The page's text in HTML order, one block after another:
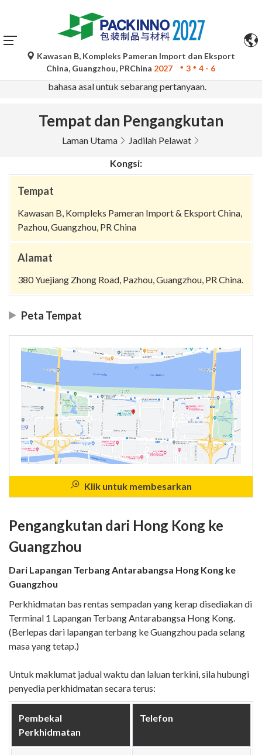
Terjemahan automatik oleh Google Translate adalah untuk
rujukan sahaja dan mungkin tidak tepat. Sila rujuk versi
bahasa asal untuk sebarang pertanyaan.
Kawasan B, Kompleks Pameran Import dan Eksport
China, Guangzhou, PRChina 2027 3 4 - 6
Tempat dan Pengangkutan
Laman Utama Jadilah Pelawat
Kongsi:
Tempat
Kawasan B, Kompleks Pameran Import & Eksport China,
Pazhou, Guangzhou, PR China
Alamat
380 Yuejiang Zhong Road, Pazhou, Guangzhou, PR China.
Peta Tempat
Klik untuk membesarkan
Pengangkutan dari Hong Kong ke
Guangzhou
Dari Lapangan Terbang Antarabangsa Hong Kong ke
Guangzhou
Perkhidmatan bas rentas sempadan yang kerap disediakan di
Terminal 1 Lapangan Terbang Antarabangsa Hong Kong.
(Berlepas dari lapangan terbang ke Guangzhou pada selang
masa yang tetap.)
Untuk maklumat jadual waktu dan laluan terkini, sila hubungi
penyedia perkhidmatan secara terus:
Pembekal
Perkhidmatan
Telefon